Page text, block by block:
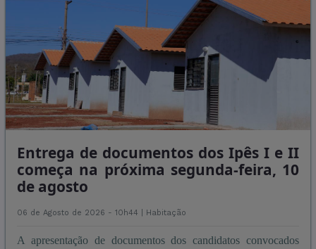
Entrega de documentos dos Ipês I e II
começa na próxima segunda-feira, 10
de agosto
06 de Agosto de 2026 - 10h44 | Habitação
A apresentação de documentos dos candidatos convocados